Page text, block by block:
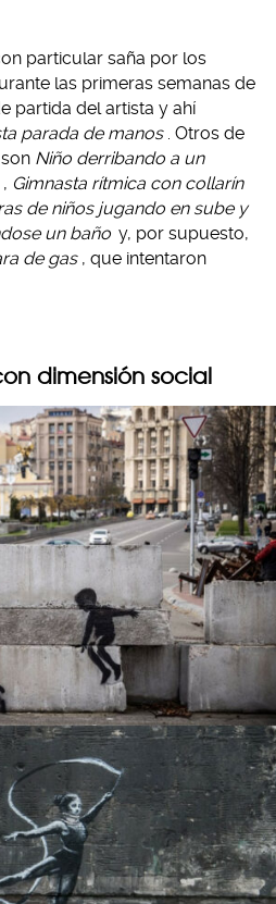
particular saña por los
las primeras semanas de
partida del artista y ahí
parada de manos . Otros de
Niño derribando a un
, Gimnasta rítmica con collarín
de niños jugando en sube y
un baño y, por supuesto,
de gas , que intentaron
dimensión social